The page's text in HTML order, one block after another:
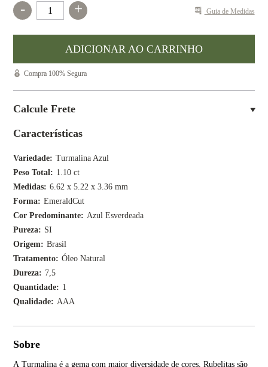
Características
Variedade
Turmalina Azul
Peso Total
1.10 ct
Medidas
6.62 x 5.22 x 3.36 mm
Forma
EmeraldCut
Cor Predominante
Azul Esverdeada
Pureza
SI
Origem
Brasil
Tratamento
Óleo Natural
Dureza
7,5
Quantidade
1
Qualidade
AAA
Sobre
A Turmalina é a gema com maior diversidade de cores. Rubelitas são
- + Guia de Medidas
Compra 100% Segura
Calcule Frete